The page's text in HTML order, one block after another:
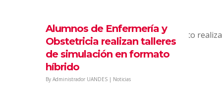
Estudiantes de primer año
de Enfermería, Obstetricia y Bachillerato
un taller de RCP (reanimación
cardiopulmonar) de forma
presencial en el campus. “Fue una
Alumnos de Enfermería y
Obstetricia realizan talleres
de simulación en formato
híbrido
By Administrador UANDES | Noticias